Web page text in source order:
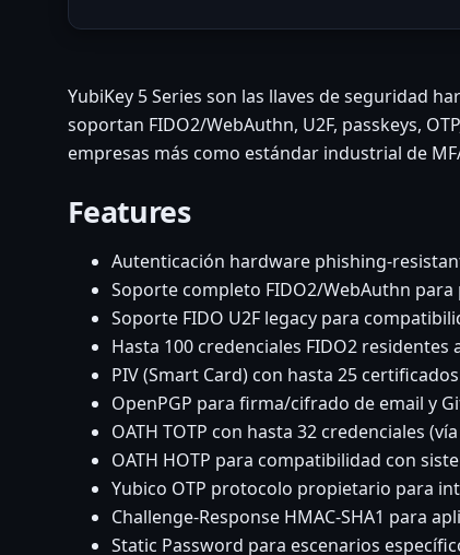
YubiKey 5 Series son las llaves de seguridad
soportan FIDO2/WebAuthn, U2F, passkeys,
empresas más como estándar industrial de
Features
Autenticación hardware phishing-
Soporte completo FIDO2/WebAuthn
Soporte FIDO U2F legacy para
Hasta 100 credenciales FIDO2
PIV (Smart Card) con hasta 25 certificados
OpenPGP para firma/cifrado de email y
OATH TOTP con hasta 32 credenciales
OATH HOTP para compatibilidad con
Yubico OTP protocolo propietario para
Challenge-Response HMAC-SHA1 para
Static Password para escenarios